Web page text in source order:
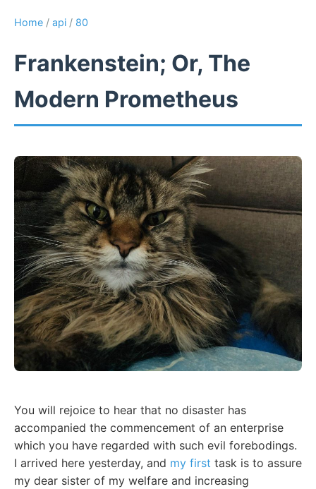
Home / api / 80
Frankenstein; Or, The
Modern Prometheus
You will rejoice to hear that no disaster has
accompanied the commencement of an enterprise
which you have regarded with such evil forebodings.
I arrived here yesterday, and my first task is to assure
my dear sister of my welfare and increasing